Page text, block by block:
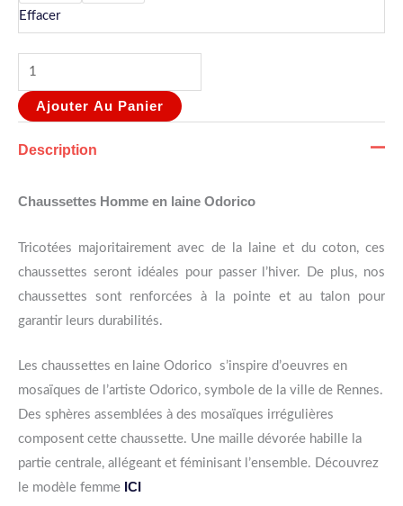
Effacer
Ajouter Au Panier
Description
Chaussettes Homme en laine Odorico
Tricotées majoritairement avec de la laine et du coton, ces
chaussettes seront idéales pour passer l’hiver. De plus, nos
chaussettes sont renforcées à la pointe et au talon pour
garantir leurs durabilités.
Les chaussettes en laine Odorico s’inspire d’oeuvres en
mosaïques de l’artiste Odorico, symbole de la ville de Rennes.
Des sphères assemblées à des mosaïques irrégulières
composent cette chaussette. Une maille dévorée habille la
partie centrale, allégeant et féminisant l’ensemble. Découvrez
le modèle femme ICI